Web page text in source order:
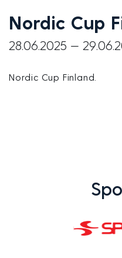
Nordic Cup
28.06.2025
Nordic Cup Finland.